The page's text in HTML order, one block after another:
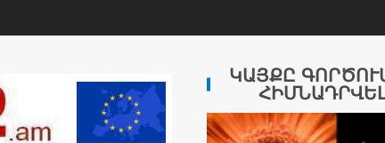
ԿԱՅՔԸ
ՀԻՄՆԱԴՐՎԵԼ